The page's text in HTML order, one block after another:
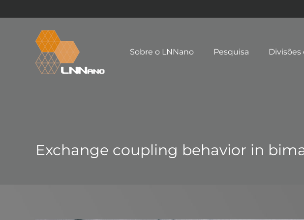
Sobre o LNNano Pesquisa Divisões
Exchange coupling behavior in